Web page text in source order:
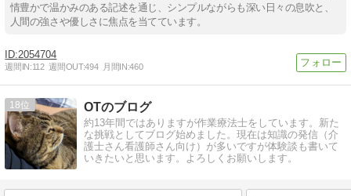
情豊かで温かみのある記述を通じ、シンプルながらも深い日々の息吹と、
人間の強さや優しさに焦点を当てています。
2054704
週間IN:112 週間OUT:494 月間IN:460
18 OTのブログ
約13年間ではありますが作業療法士をしています。新た
な挑戦としてブログ始めました。現在は知識の発信（介
護士さん看護師さん向け）が多いですが体験談も書いて
いきたいと思います。よろしくお願いします。